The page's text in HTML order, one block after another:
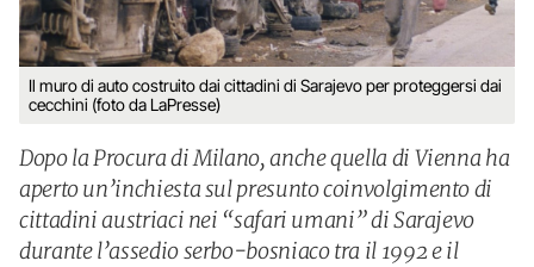
Il muro di auto costruito dai cittadini di Sarajevo per proteggersi dai
cecchini (foto da LaPresse)
Dopo la Procura di Milano, anche quella di Vienna ha
aperto un’inchiesta sul presunto coinvolgimento di
cittadini austriaci nei “safari umani” di Sarajevo
durante l’assedio serbo-bosniaco tra il 1992 e il